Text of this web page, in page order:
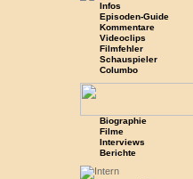
Infos
Episoden-Guide
Kommentare
Videoclips
Filmfehler
Schauspieler
Columbo
Biographie
Filme
Interviews
Berichte